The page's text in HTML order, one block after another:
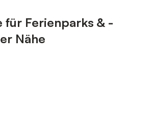
für Ferienparks & -
Nähe